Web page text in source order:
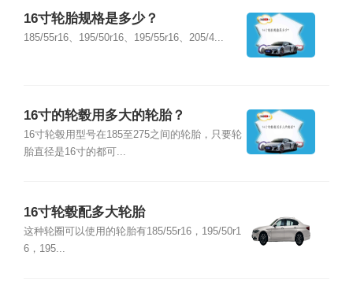
16寸轮胎规格是多少？
185/55r16、195/50r16、195/55r16、205/4...
16寸的轮毂用多大的轮胎？
16寸轮毂用型号在185至275之间的轮胎，只要轮
胎直径是16寸的都可...
16寸轮毂配多大轮胎
这种轮圈可以使用的轮胎有185/55r16，195/50r1
6，195...